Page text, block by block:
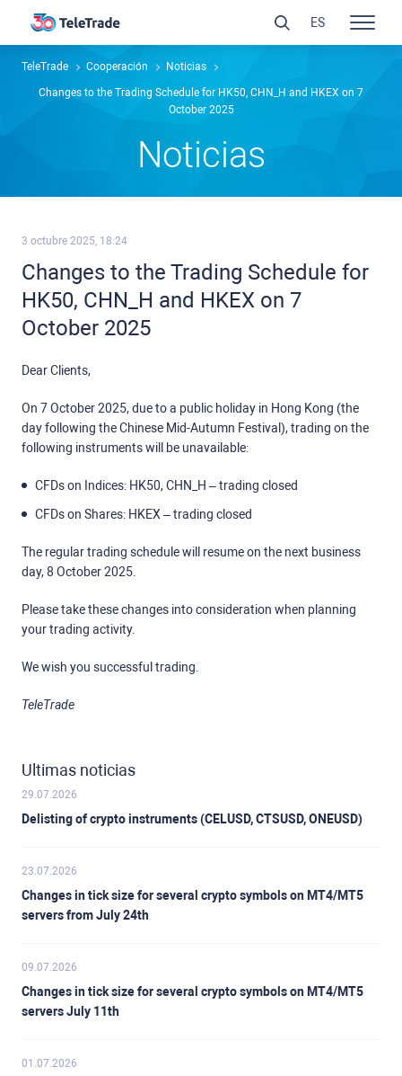
TeleTrade Cooperación Noticias
Changes to the Trading Schedule for HK50, CHN_H and HKEX on 7
October 2025
Noticias
3 octubre 2025, 18:24
Changes to the Trading Schedule for
HK50, CHN_H and HKEX on 7
October 2025
Dear Clients,
On 7 October 2025, due to a public holiday in Hong Kong (the
day following the Chinese Mid-Autumn Festival), trading on the
following instruments will be unavailable:
CFDs on Indices: HK50, CHN_H – trading closed
CFDs on Shares: HKEX – trading closed
The regular trading schedule will resume on the next business
day, 8 October 2025.
Please take these changes into consideration when planning
your trading activity.
We wish you successful trading.
TeleTrade
Ultimas noticias
29.07.2026
Delisting of crypto instruments (CELUSD, CTSUSD, ONEUSD)
23.07.2026
Changes in tick size for several crypto symbols on MT4/MT5
servers from July 24th
09.07.2026
Changes in tick size for several crypto symbols on MT4/MT5
servers July 11th
01.07.2026
ES